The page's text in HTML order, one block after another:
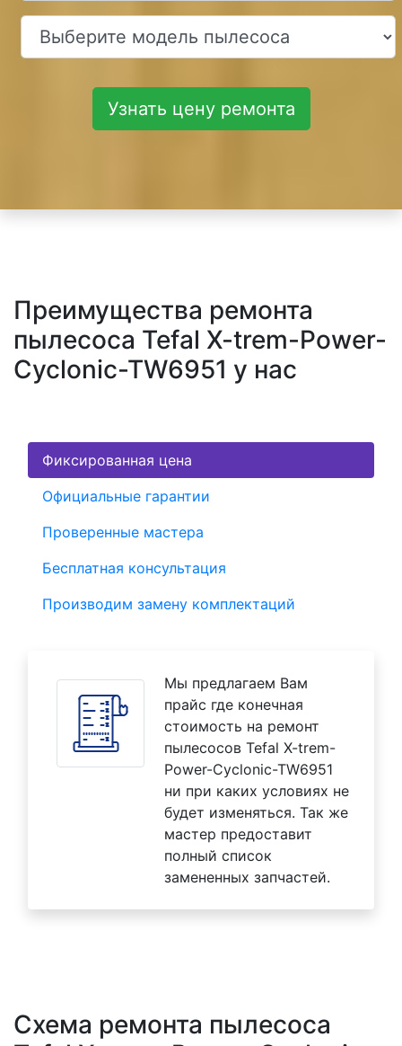
Узнать цену ремонта
Преимущества ремонта
пылесоса Tefal X-trem-Power-
Cyclonic-TW6951 у нас
Фиксированная цена
Официальные гарантии
Проверенные мастера
Бесплатная консультация
Производим замену комплектаций
Мы предлагаем Вам
прайс где конечная
стоимость на ремонт
пылесосов Tefal X-trem-
Power-Cyclonic-TW6951
ни при каких условиях не
будет изменяться. Так же
мастер предоставит
полный список
замененных запчастей.
Схема ремонта пылесоса